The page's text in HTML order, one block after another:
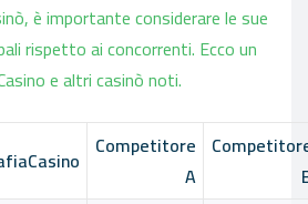
è importante considerare le sue
rispetto ai concorrenti. Ecco un
e altri casinò noti.
Competitore
A